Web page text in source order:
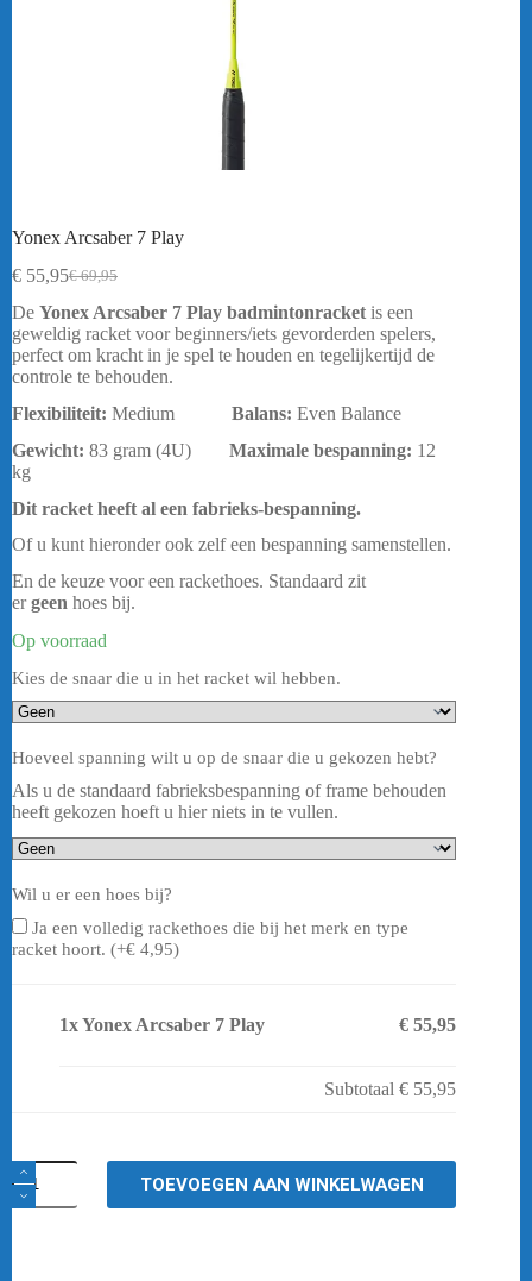
Yonex Arcsaber 7 Play
€69,95
Oorspronkelijke
prijs
was:
€ 69,95.
€ 55,95Huidige
prijs
is:
€ 55,95.
De Yonex Arcsaber 7 Play badmintonracket is een
geweldig racket voor beginners/iets gevorderden spelers,
perfect om kracht in je spel te houden en tegelijkertijd de
controle te behouden.
Flexibiliteit: Medium Balans: Even Balance
Gewicht: 83 gram (4U) Maximale bespanning: 12
kg
Dit racket heeft al een fabrieks-bespanning.
Of u kunt hieronder ook zelf een bespanning samenstellen.
En de keuze voor een rackethoes. Standaard zit
ergeen hoes bij.
Op voorraad
Kies de snaar die u in het racket wil hebben.
Hoeveel spanning wilt u op de snaar die u gekozen hebt?
Als u de standaard fabrieksbespanning of frame behouden
heeft gekozen hoeft u hier niets in te vullen.
Wil u er een hoes bij?
Ja een volledig rackethoes die bij het merk en type
racket hoort. (+€ 4,95)
1xYonex Arcsaber 7 Play € 55,95
Subtotaal€ 55,95
Yonex
Arcsaber
7
TOEVOEGEN AAN WINKELWAGEN